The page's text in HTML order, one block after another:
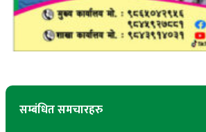
सम्बंधित समचारहरु